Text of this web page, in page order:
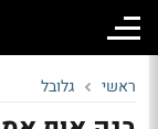
ראשי גלובל